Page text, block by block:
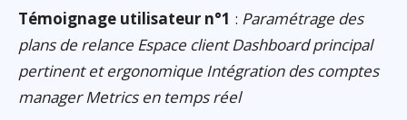
Témoignage utilisateur n°1 : Paramétrage des
plans de relance Espace client Dashboard principal
pertinent et ergonomique Intégration des comptes
manager Metrics en temps réel